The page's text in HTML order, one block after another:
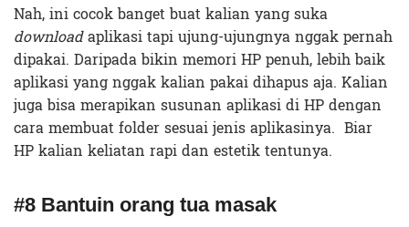
Nah, ini cocok banget buat kalian yang suka
downloadaplikasi tapi ujung-ujungnya nggak pernah
dipakai. Daripada bikin memori HP penuh, lebih baik
aplikasi yang nggak kalian pakai dihapus aja. Kalian
juga bisa merapikan susunan aplikasi di HP dengan
cara membuat folder sesuai jenis aplikasinya. Biar
HP kalian keliatan rapi dan estetik tentunya.
#8 Bantuin orang tua masak